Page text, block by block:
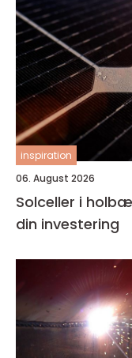
inspiration
06. August 2026
Solceller i
din investering